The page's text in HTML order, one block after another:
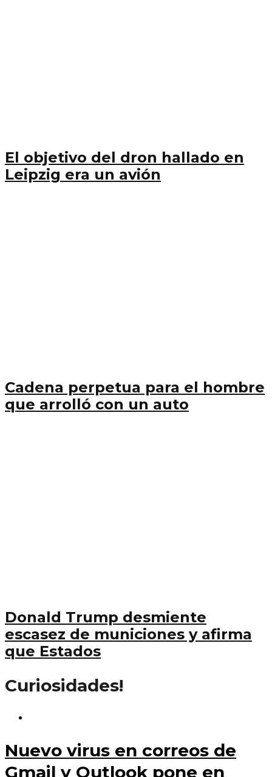
El objetivo del dron hallado en
Leipzig era un avión
Cadena perpetua para el hombre
que arrolló con un auto
Donald Trump desmiente
escasez de municiones y afirma
que Estados
Curiosidades!
Nuevo virus en correos de
Gmail y Outlook pone en